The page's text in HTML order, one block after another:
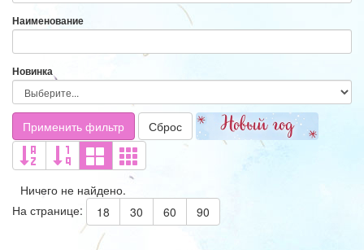
Наименование
Новинка
Применить фильтр Сброс
Ничего не найдено.
На странице:
18 30 60 90